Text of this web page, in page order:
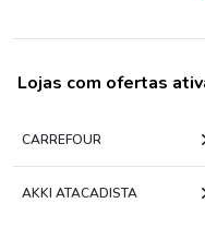
Lojas com ofertas
CARREFOUR
AKKI ATACADISTA